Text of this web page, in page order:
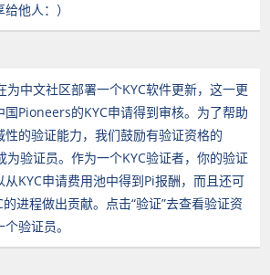
他人：）
中文社区部署一个KYC软件更新，这一更
国Pioneers的KYC申请得到审核。为了帮助
性的验证能力，我们鼓励有验证资格的
为验证员。作为一个KYC验证者，你的验证
从KYC申请费用池中得到Pi报酬，而且还可
进程做出贡献。点击“验证”去查看验证资
验证员。